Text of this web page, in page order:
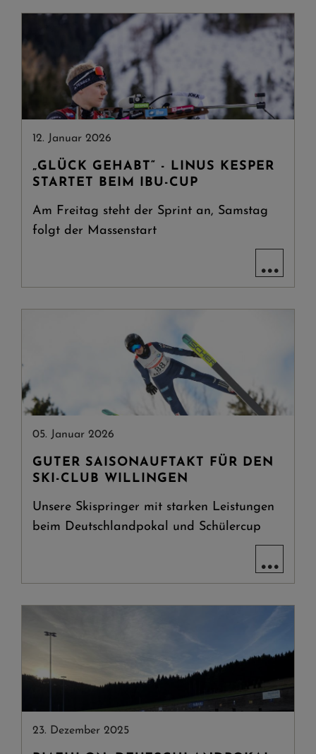
12. Januar 2026
„GLÜCK GEHABT“ - LINUS KESPER
STARTET BEIM IBU-CUP
Am Freitag steht der Sprint an, Samstag
folgt der Massenstart
...
05. Januar 2026
GUTER SAISONAUFTAKT FÜR DEN
SKI-CLUB WILLINGEN
Unsere Skispringer mit starken Leistungen
beim Deutschlandpokal und Schülercup
...
23. Dezember 2025